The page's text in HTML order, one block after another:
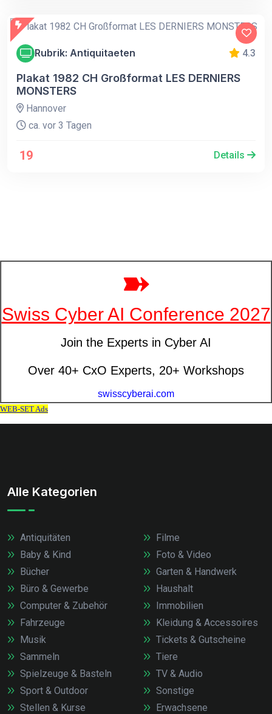
Rubrik: Antiquitaeten 4.3
Plakat 1982 CH Großformat LES DERNIERS
MONSTERS
Hannover
ca. vor 3 Tagen
19 Details
Alle Kategorien
Antiquitäten
Baby & Kind
Bücher
Büro & Gewerbe
Computer & Zubehör
Fahrzeuge
Filme
Foto & Video
Garten & Handwerk
Haushalt
Immobilien
Kleidung & Accessoires
Musik
Sammeln
Spielzeuge & Basteln
Sport & Outdoor
Stellen & Kurse
Tickets & Gutscheine
Tiere
TV & Audio
Sonstige
Erwachsene